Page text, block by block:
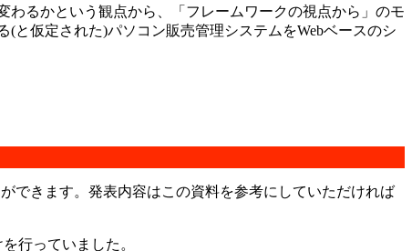
るかという観点から、「フレームワークの視点から」のモ
と仮定された)パソコン販売管理システムをWebベースのシ
できます。発表内容はこの資料を参考にしていただければ
行っていました。